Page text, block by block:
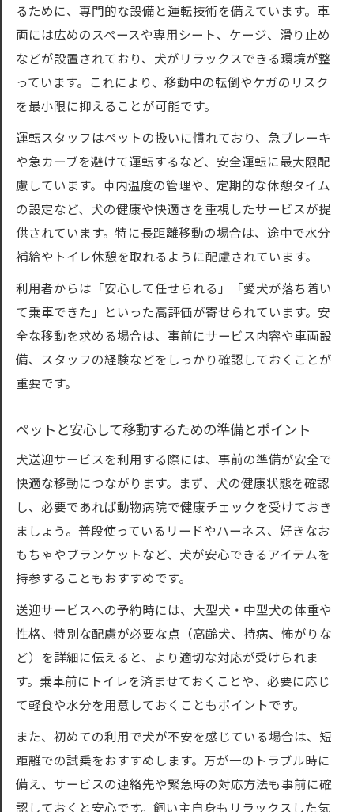
大型犬中型犬犬送迎で快適移動を叶えるコ
ツ
快適移動のための犬送迎サービス比較
東京都のペットタクシー選択時の注目ポイ
ント
大型犬中型犬向け送迎で重視すべき利便性
るために、専門的な設備と運転技術を備えています。車
両には広めのスペースや専用シート、ケージ、滑り止め
などが設置されており、犬がリラックスできる環境が整
っています。これにより、移動中の転倒やケガのリスク
を最小限に抑えることが可能です。
運転スタッフはペットの扱いに慣れており、急ブレーキ
や急カーブを避けて運転するなど、安全運転に最大限配
慮しています。車内温度の管理や、定期的な休憩タイム
の設定など、犬の健康や快適さを重視したサービスが提
供されています。特に長距離移動の場合は、途中で水分
補給やトイレ休憩を取れるように配慮されています。
利用者からは「安心して任せられる」「愛犬が落ち着い
て乗車できた」といった高評価が寄せられています。安
全な移動を求める場合は、事前にサービス内容や車両設
備、スタッフの経験などをしっかり確認しておくことが
重要です。
ペットと安心して移動するための準備とポイント
犬送迎サービスを利用する際には、事前の準備が安全で
快適な移動につながります。まず、犬の健康状態を確認
し、必要であれば動物病院で健康チェックを受けておき
ましょう。普段使っているリードやハーネス、好きなお
もちゃやブランケットなど、犬が安心できるアイテムを
持参することもおすすめです。
送迎サービスへの予約時には、大型犬・中型犬の体重や
性格、特別な配慮が必要な点（高齢犬、持病、怖がりな
ど）を詳細に伝えると、より適切な対応が受けられま
す。乗車前にトイレを済ませておくことや、必要に応じ
て軽食や水分を用意しておくこともポイントです。
また、初めての利用で犬が不安を感じている場合は、短
距離での試乗をおすすめします。万が一のトラブル時に
備え、サービスの連絡先や緊急時の対応方法も事前に確
認しておくと安心です。飼い主自身もリラックスした気